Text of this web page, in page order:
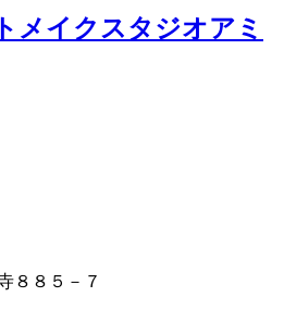
メイクスタジオアミ
８８５－７